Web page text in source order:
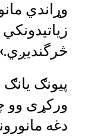
وړاندي
پیونګ
ورکړی وو
دغه